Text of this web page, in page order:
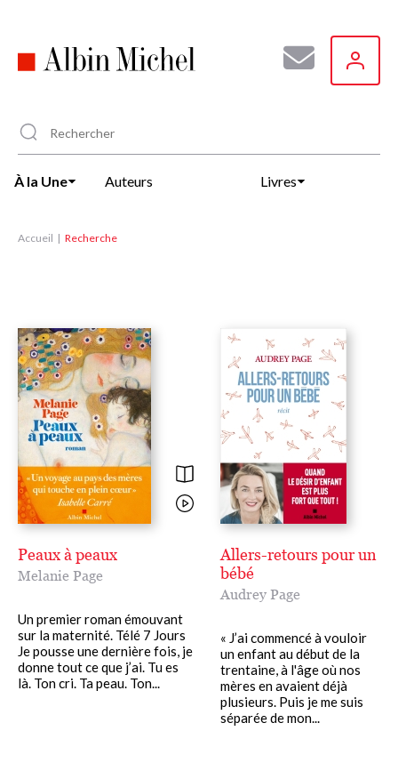
principal
À la Une Auteurs Livres
Accueil Recherche
Peaux à peaux
Melanie Page
Un premier roman émouvant
sur la maternité. Télé 7 Jours
Je pousse une dernière fois, je
donne tout ce que j’ai. Tu es
là. Ton cri. Ta peau. Ton...
Allers-retours pour un
bébé
Audrey Page
« J’ai commencé à vouloir
un enfant au début de la
trentaine, à l'âge où nos
mères en avaient déjà
plusieurs. Puis je me suis
séparée de mon...